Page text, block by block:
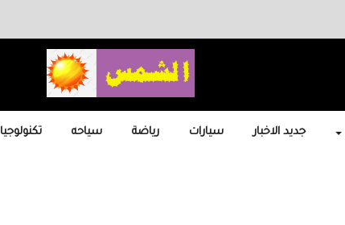
جديد الاخبار سيارات رياضة سياحه تكنولوجيا